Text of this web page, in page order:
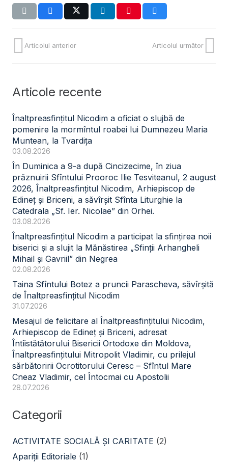
Articolul anterior Articolul următor
Articole recente
Înaltpreasfințitul Nicodim a oficiat o slujbă de
pomenire la mormîntul roabei lui Dumnezeu Maria
Muntean, la Tvardița
03.08.2026
În Duminica a 9-a după Cincizecime, în ziua
prăznuirii Sfîntului Prooroc Ilie Tesviteanul, 2 august
2026, Înaltpreasfințitul Nicodim, Arhiepiscop de
Edineț și Briceni, a săvîrșit Sfînta Liturghie la
Catedrala „Sf. Ier. Nicolae” din Orhei.
03.08.2026
Înaltpreasfințitul Nicodim a participat la sfințirea noii
biserici și a slujit la Mănăstirea „Sfinții Arhangheli
Mihail și Gavriil” din Negrea
02.08.2026
Taina Sfîntului Botez a pruncii Parascheva, săvîrșită
de Înaltpreasfințitul Nicodim
31.07.2026
Mesajul de felicitare al Înaltpreasfințitului Nicodim,
Arhiepiscop de Edineț și Briceni, adresat
Întîistătătorului Bisericii Ortodoxe din Moldova,
Înaltpreasfințitului Mitropolit Vladimir, cu prilejul
sărbătoririi Ocrotitorului Ceresc – Sfîntul Mare
Cneaz Vladimir, cel Întocmai cu Apostolii
28.07.2026
Categorii
ACTIVITATE SOCIALĂ ŞI CARITATE (2)
Apariții Editoriale (1)